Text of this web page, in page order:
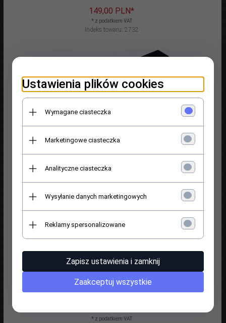
149,00 PLN*
* z podatkiem VAT
Indeks towaru: 2732
Mocowanie kuli haka holowniczego 2"x2"
* z podatkiem VAT
Przetyczka zabezpieczenia mocowania kuli haka holowniczego z
* z podatkiem VAT
Ustawienia plików cookies
Wymagane ciasteczka
Marketingowe ciasteczka
Analityczne ciasteczka
Wysyłanie danych marketingowych
Reklamy spersonalizowane
Zapisz ustawienia i zamknij
Zaakceptuj wszystkie